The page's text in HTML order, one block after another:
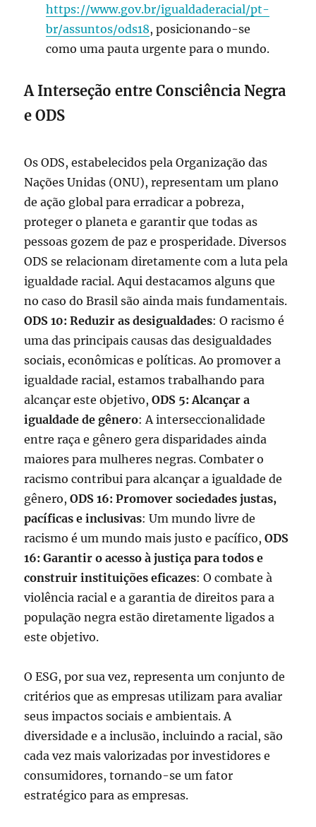
https://www.gov.br/igualdaderacial/pt-
br/assuntos/ods18, posicionando-se
como uma pauta urgente para o mundo.
A Interseção entre Consciência Negra
e ODS
Os ODS, estabelecidos pela Organização das
Nações Unidas (ONU), representam um plano
de ação global para erradicar a pobreza,
proteger o planeta e garantir que todas as
pessoas gozem de paz e prosperidade. Diversos
ODS se relacionam diretamente com a luta pela
igualdade racial. Aqui destacamos alguns que
no caso do Brasil são ainda mais fundamentais.
ODS 10: Reduzir as desigualdades: O racismo é
uma das principais causas das desigualdades
sociais, econômicas e políticas. Ao promover a
igualdade racial, estamos trabalhando para
alcançar este objetivo,ODS 5: Alcançar a
igualdade de gênero: A interseccionalidade
entre raça e gênero gera disparidades ainda
maiores para mulheres negras. Combater o
racismo contribui para alcançar a igualdade de
gênero,ODS 16: Promover sociedades justas,
pacíficas e inclusivas: Um mundo livre de
racismo é um mundo mais justo e pacífico,ODS
16: Garantir o acesso à justiça para todos e
construir instituições eficazes: O combate à
violência racial e a garantia de direitos para a
população negra estão diretamente ligados a
este objetivo.
O ESG, por sua vez, representa um conjunto de
critérios que as empresas utilizam para avaliar
seus impactos sociais e ambientais. A
diversidade e a inclusão, incluindo a racial, são
cada vez mais valorizadas por investidores e
consumidores, tornando-se um fator
estratégico para as empresas.